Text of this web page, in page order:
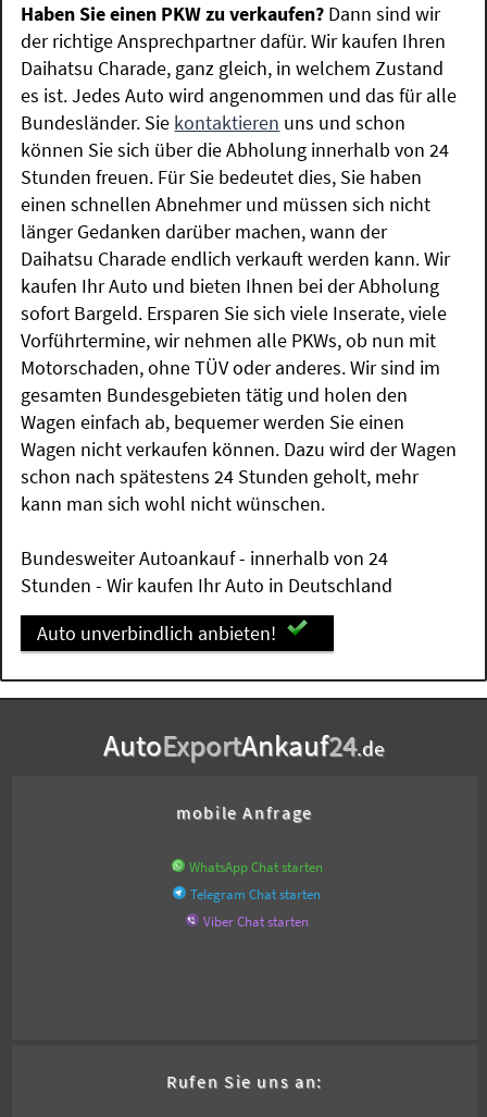
Haben Sie einen PKW zu verkaufen? Dann sind wir
der richtige Ansprechpartner dafür. Wir kaufen Ihren
Daihatsu Charade, ganz gleich, in welchem Zustand
es ist. Jedes Auto wird angenommen und das für alle
Bundesländer. Sie kontaktieren uns und schon
können Sie sich über die Abholung innerhalb von 24
Stunden freuen. Für Sie bedeutet dies, Sie haben
einen schnellen Abnehmer und müssen sich nicht
länger Gedanken darüber machen, wann der
Daihatsu Charade endlich verkauft werden kann. Wir
kaufen Ihr Auto und bieten Ihnen bei der Abholung
sofort Bargeld. Ersparen Sie sich viele Inserate, viele
Vorführtermine, wir nehmen alle PKWs, ob nun mit
Motorschaden, ohne TÜV oder anderes. Wir sind im
gesamten Bundesgebieten tätig und holen den
Wagen einfach ab, bequemer werden Sie einen
Wagen nicht verkaufen können. Dazu wird der Wagen
schon nach spätestens 24 Stunden geholt, mehr
kann man sich wohl nicht wünschen.
Bundesweiter Autoankauf - innerhalb von 24
Stunden - Wir kaufen Ihr Auto in Deutschland
Auto unverbindlich anbieten!
AutoExportAnkauf24.de
mobile Anfrage
WhatsApp Chat starten
Telegram Chat starten
Viber Chat starten
Rufen Sie uns an: